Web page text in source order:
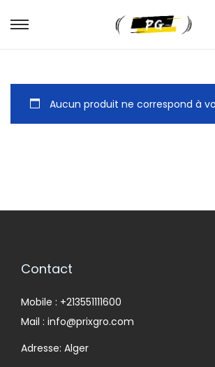
Aucun produit ne correspond à
Contact
Mobile : +213551111600
Mail : info@prixgro.com
Adresse: Alger